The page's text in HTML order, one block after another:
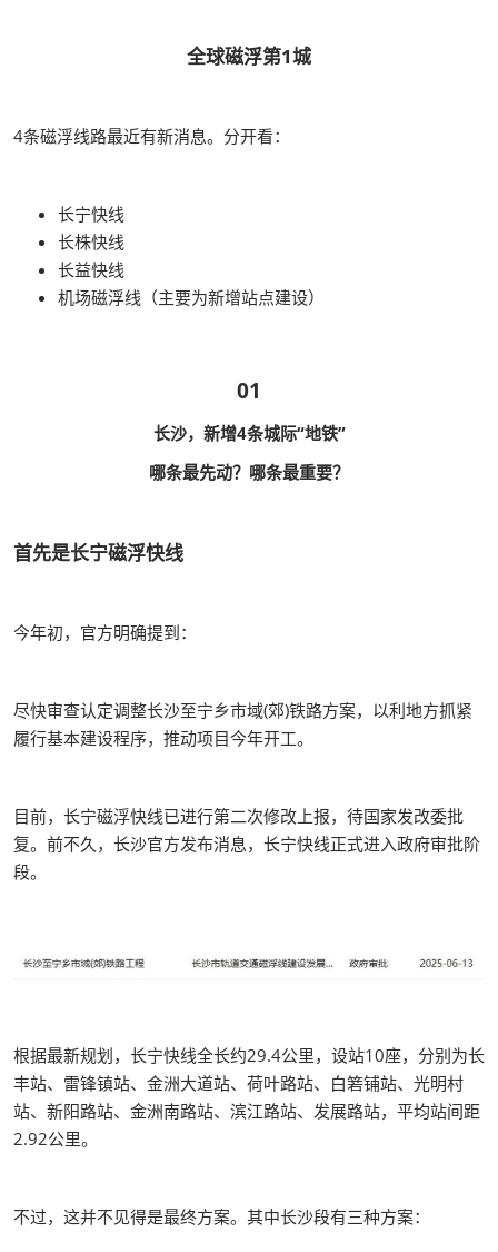
全球磁浮第1城
4条磁浮线路最近有新消息。分开看：
长宁快线
长株快线
长益快线
机场磁浮线（主要为新增站点建设）
01
长沙，新增4条城际“地铁”
哪条最先动？哪条最重要？
首先是长宁磁浮快线
今年初，官方明确提到：
尽快审查认定调整长沙至宁乡市域(郊)铁路方案，以利地方抓紧
履行基本建设程序，推动项目今年开工。
目前，长宁磁浮快线已进行第二次修改上报，待国家发改委批
复。前不久，长沙官方发布消息，长宁快线正式进入政府审批阶
段。
根据最新规划，长宁快线全长约29.4公里，设站10座，分别为长
丰站、雷锋镇站、金洲大道站、荷叶路站、白箬铺站、光明村
站、新阳路站、金洲南路站、滨江路站、发展路站，平均站间距
2.92公里。
不过，这并不见得是最终方案。其中长沙段有三种方案：